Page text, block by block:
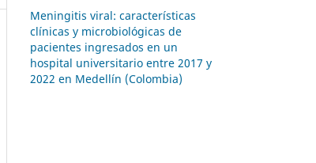
Meningitis viral: características
clínicas y microbiológicas de
pacientes ingresados en un
hospital universitario entre 2017 y
2022 en Medellín (Colombia)